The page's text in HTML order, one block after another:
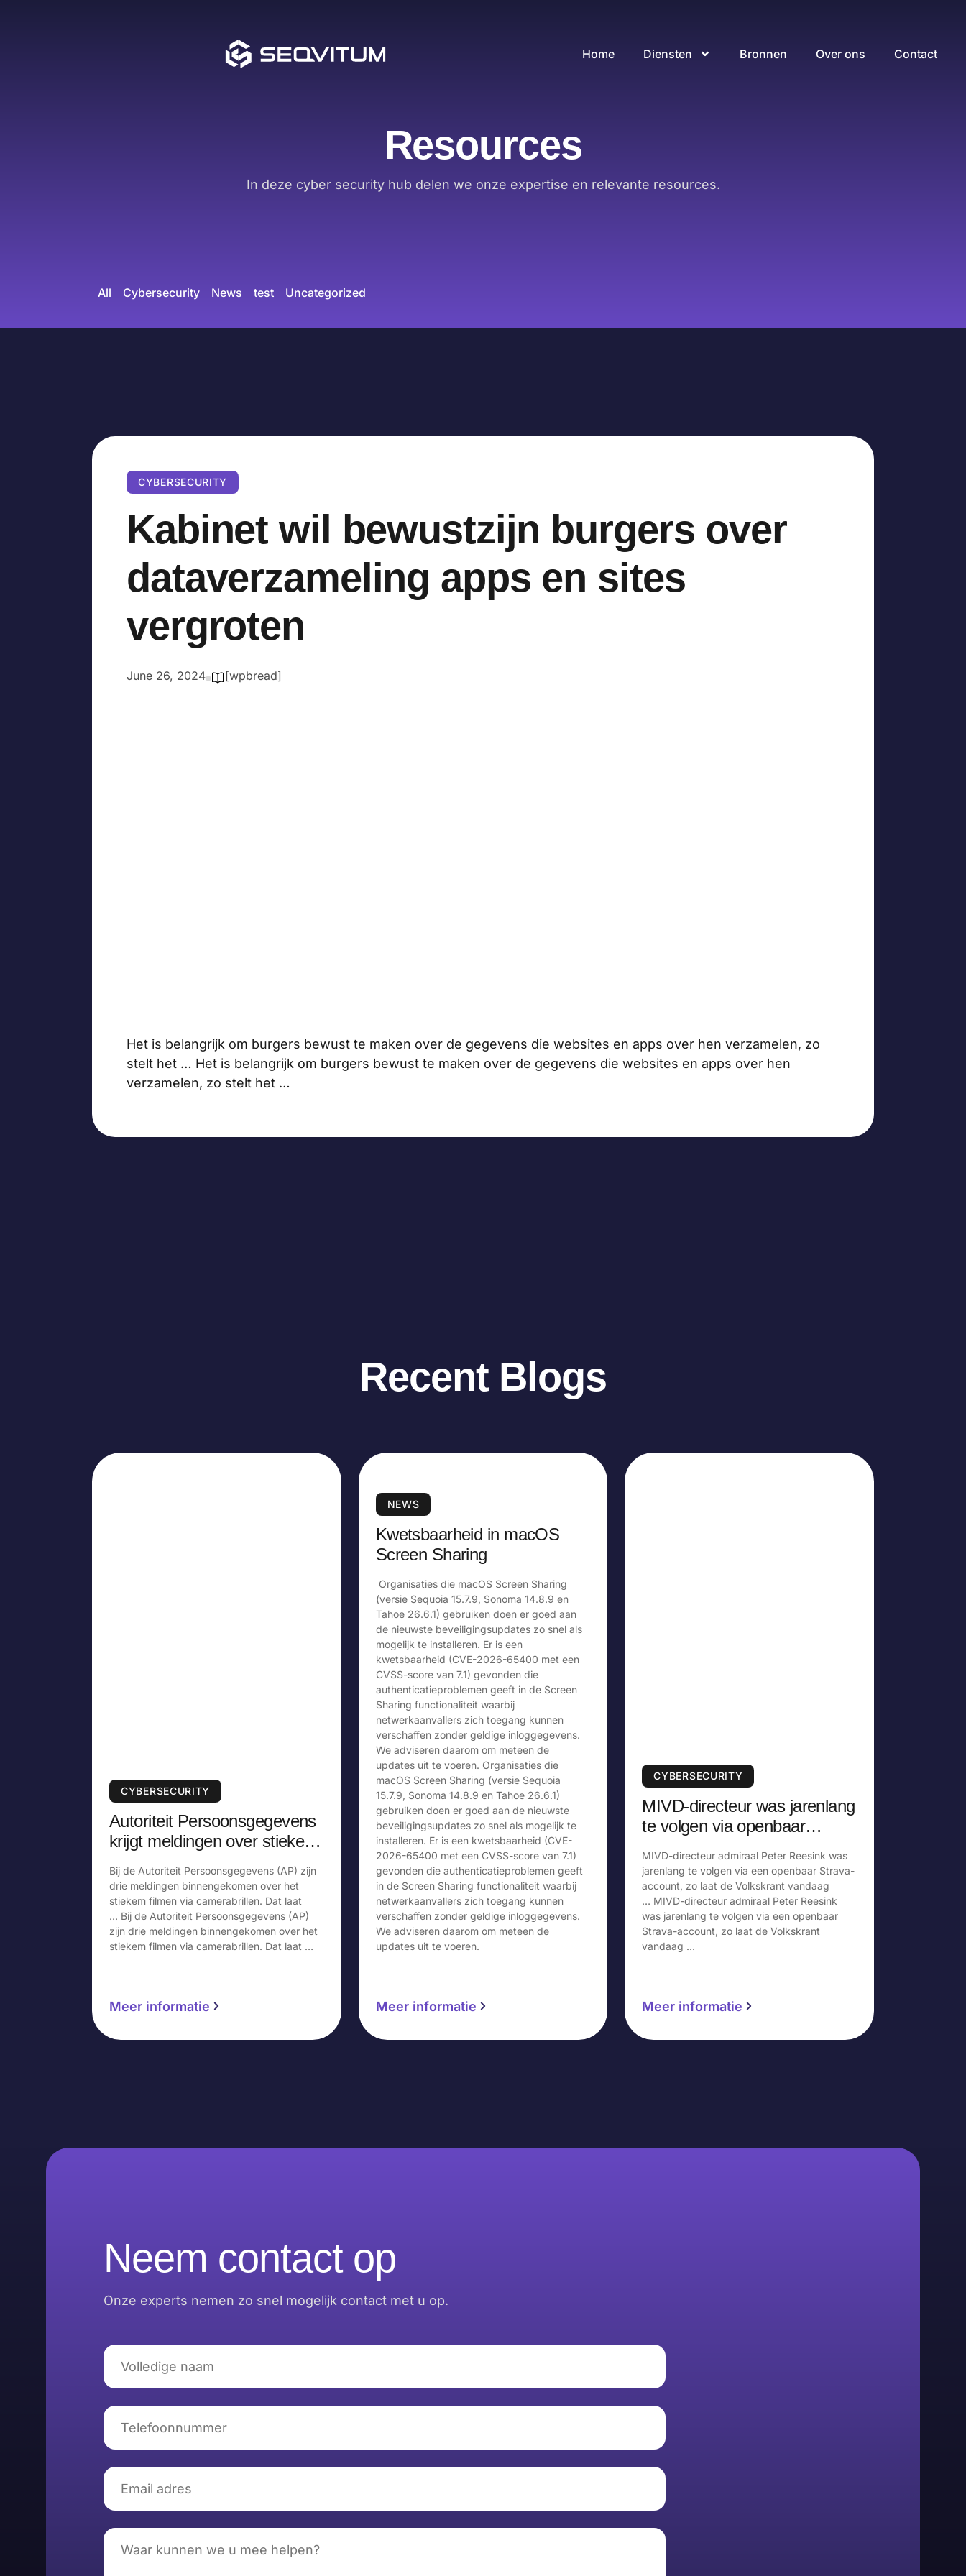
Home Diensten Bronnen Over ons Contact
Resources
In deze cyber security hub delen we onze expertise en relevante resources.
Cybersecurity News test Uncategorized
All
CYBERSECURITY
Kabinet wil bewustzijn burgers over
dataverzameling apps en sites
vergroten
June 26, 2024 [wpbread]
Het is belangrijk om burgers bewust te maken over de gegevens die websites en apps over hen verzamelen, zo
stelt het … Het is belangrijk om burgers bewust te maken over de gegevens die websites en apps over hen
verzamelen, zo stelt het …
Recent Blogs
CYBERSECURITY
Autoriteit Persoonsgegevens
krijgt meldingen over stiekem
Bij de Autoriteit Persoonsgegevens (AP) zijn
drie meldingen binnengekomen over het
stiekem filmen via camerabrillen. Dat laat
… Bij de Autoriteit Persoonsgegevens (AP)
zijn drie meldingen binnengekomen over het
stiekem filmen via camerabrillen. Dat laat …
Meer informatie
NEWS
Kwetsbaarheid in macOS
Screen Sharing
Organisaties die macOS Screen Sharing
(versie Sequoia 15.7.9, Sonoma 14.8.9 en
Tahoe 26.6.1) gebruiken doen er goed aan
de nieuwste beveiligingsupdates zo snel als
mogelijk te installeren. Er is een
kwetsbaarheid (CVE-2026-65400 met een
CVSS-score van 7.1) gevonden die
authenticatieproblemen geeft in de Screen
Sharing functionaliteit waarbij
netwerkaanvallers zich toegang kunnen
verschaffen zonder geldige inloggegevens.
We adviseren daarom om meteen de
updates uit te voeren. Organisaties die
macOS Screen Sharing (versie Sequoia
15.7.9, Sonoma 14.8.9 en Tahoe 26.6.1)
gebruiken doen er goed aan de nieuwste
beveiligingsupdates zo snel als mogelijk te
installeren. Er is een kwetsbaarheid (CVE-
2026-65400 met een CVSS-score van 7.1)
gevonden die authenticatieproblemen geeft
in de Screen Sharing functionaliteit waarbij
netwerkaanvallers zich toegang kunnen
verschaffen zonder geldige inloggegevens.
We adviseren daarom om meteen de
updates uit te voeren.
Meer informatie
CYBERSECURITY
MIVD-directeur was jarenlang
te volgen via openbaar
MIVD-directeur admiraal Peter Reesink was
jarenlang te volgen via een openbaar Strava-
account, zo laat de Volkskrant vandaag
… MIVD-directeur admiraal Peter Reesink
was jarenlang te volgen via een openbaar
Strava-account, zo laat de Volkskrant
vandaag …
Meer informatie
Neem contact op
Onze experts nemen zo snel mogelijk contact met u op.